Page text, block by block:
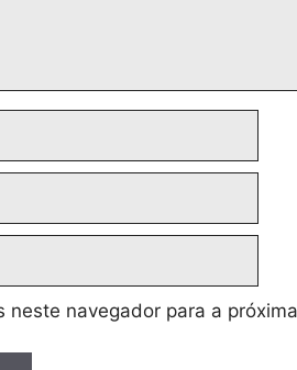
neste navegador para a